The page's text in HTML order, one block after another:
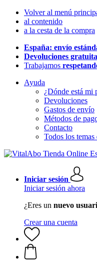
Volver al menú
al contenido
a la cesta de la compra
España: envío
Devoluciones
Trabajamos
Ayuda
¿Dónde está mi
Devoluciones
Gastos de envío
Métodos de
Contacto
Todos los
Iniciar sesión
Iniciar sesión ahora
¿Eres un nuevo
Crear una cuenta